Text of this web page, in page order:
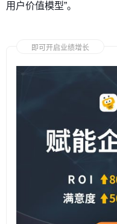
用户价值模型”。
即可开启业绩增长